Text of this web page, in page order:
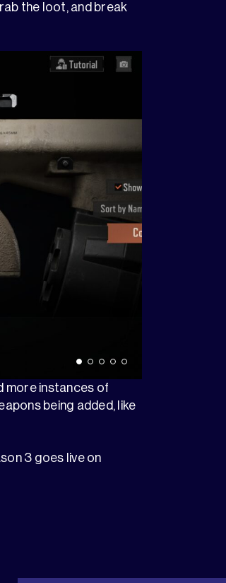
the loot, and break
more instances of
being added, like
3 goes live on